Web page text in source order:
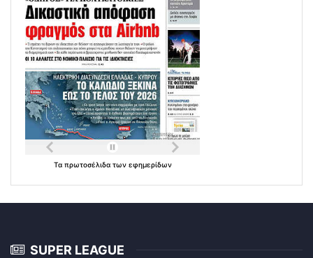
Τα πρωτοσέλιδα των εφημερίδων
SUPER LEAGUE